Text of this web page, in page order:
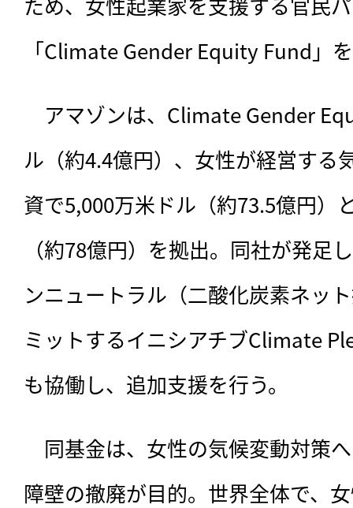
「Climate Gender Equity Fund」
アマゾンは、 Climate Gender
ル（約4.4億円）、女性が経営する
資で5,000万米ドル（約73.5億円）
（約78億円）を拠出。同社が発足
ンニュートラル（二酸化炭素ネッ
ミットするイニシアチブClimate
も協働し、追加支援を行う。
同基金は、女性の気候変動対策
障壁の撤廃が目的。世界全体で、